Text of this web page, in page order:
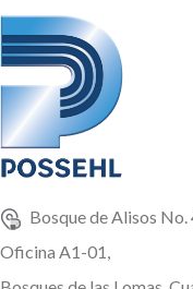
sacos de: 400 Kg, .400
.600 TM, .800 TM, 1
TM y Granel
Bosque de Alisos No.
Oficina A1-01,